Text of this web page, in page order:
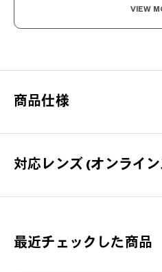
まるで空気のようなかけ心地を実
OWNDAYS | AIR
VIEW
商品仕様
対応レンズ (オンライ
最近チェックした商品